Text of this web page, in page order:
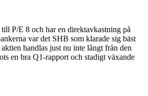
P/E 8 och har en direktavkastning på
var det SHB som klarade sig bäst
handlas just nu inte långt från den
en bra Q1-rapport och stadigt växande